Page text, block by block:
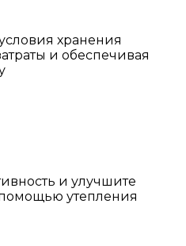
хранения
и обеспечивая
и улучшите
утепления